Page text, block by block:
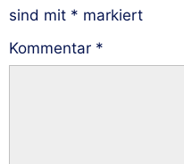
sind mit * markiert
Kommentar *